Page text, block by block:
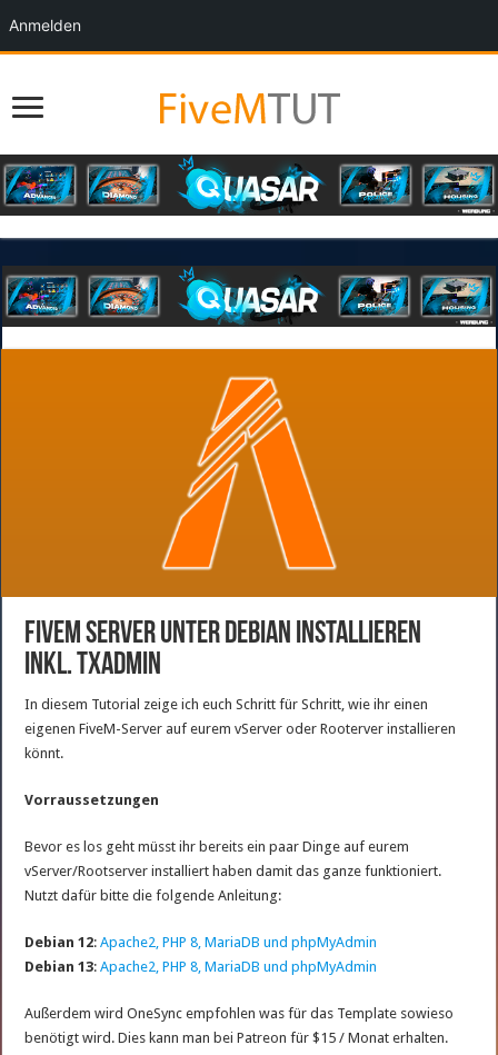
FiveM Server unter Debian installieren
inkl. txAdmin
In diesem Tutorial zeige ich euch Schritt für Schritt, wie ihr einen
eigenen FiveM-Server auf eurem vServer oder Rooterver installieren
könnt.
Vorraussetzungen
Bevor es los geht müsst ihr bereits ein paar Dinge auf eurem
vServer/Rootserver installiert haben damit das ganze funktioniert.
Nutzt dafür bitte die folgende Anleitung:
Debian 12:Apache2, PHP 8, MariaDB und phpMyAdmin
Debian 13:Apache2, PHP 8, MariaDB und phpMyAdmin
Außerdem wird OneSync empfohlen was für das Template sowieso
benötigt wird. Dies kann man bei Patreon für $15 / Monat erhalten.
Anmelden